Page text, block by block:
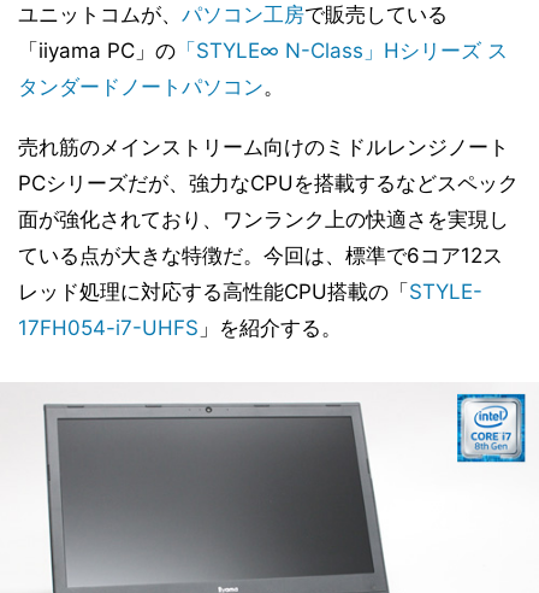
ユニットコムが、 パソコン工房で販売している
「iiyama PC」の 「STYLE∞ N-Class」Hシリーズ ス
タンダードノートパソコン。
売れ筋のメインストリーム向けのミドルレンジノート
PCシリーズだが、強力なCPUを搭載するなどスペック
面が強化されており、ワンランク上の快適さを実現し
ている点が大きな特徴だ。今回は、標準で6コア12ス
レッド処理に対応する高性能CPU搭載の「STYLE-
17FH054-i7-UHFS 」を紹介する。